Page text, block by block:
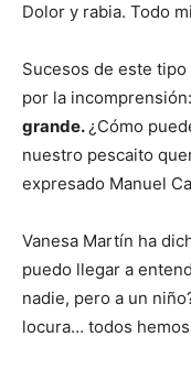
Dolor y rabia. Todo
Sucesos de este
por la
grande.¿Cómo
nuestro pescaito
expresado Manuel
Vanesa Martín ha
puedo llegar a
nadie, pero a un
locura… todos